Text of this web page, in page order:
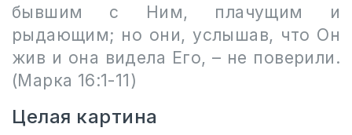
бывшим с Ним, плачущим и
рыдающим; но они, услышав, что Он
жив и она видела Его, – не поверили.
(Марка 16:1-11)
Целая картина